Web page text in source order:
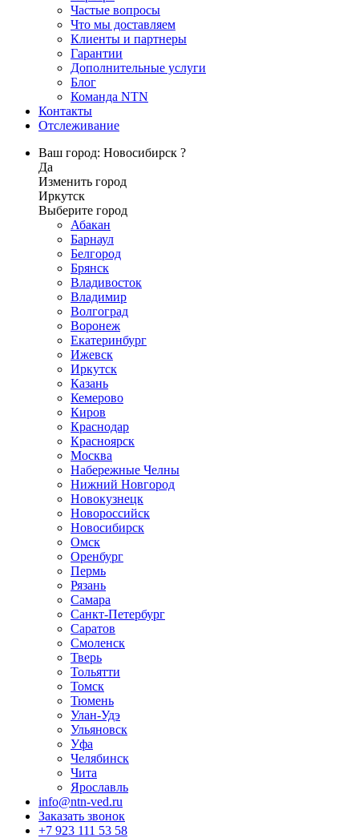
Частые вопросы
Что мы доставляем
Клиенты и партнеры
Гарантии
Дополнительные услуги
Блог
Команда NTN
Контакты
Отслеживание
Ваш город: Новосибирск ?
Да
Изменить город
Иркутск
Выберите город
Абакан
Барнаул
Белгород
Брянск
Владивосток
Владимир
Волгоград
Воронеж
Екатеринбург
Ижевск
Иркутск
Казань
Кемерово
Киров
Краснодар
Красноярск
Москва
Набережные Челны
Нижний Новгород
Новокузнецк
Новороссийск
Новосибирск
Омск
Оренбург
Пермь
Рязань
Самара
Санкт-Петербург
Саратов
Смоленск
Тверь
Тольятти
Томск
Тюмень
Улан-Удэ
Ульяновск
Уфа
Челябинск
Чита
Ярославль
info@ntn-ved.ru
Заказать звонок
+7 923 111 53 58